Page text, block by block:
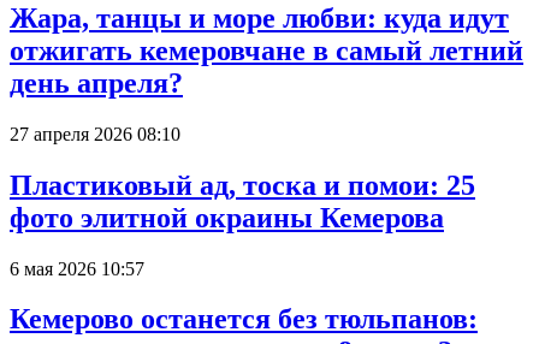
Жара, танцы и море любви: куда идут
отжигать кемеровчане в самый летний
день апреля?
27 апреля 2026 08:10
Пластиковый ад, тоска и помои: 25
фото элитной окраины Кемерова
6 мая 2026 10:57
Кемерово останется без тюльпанов: